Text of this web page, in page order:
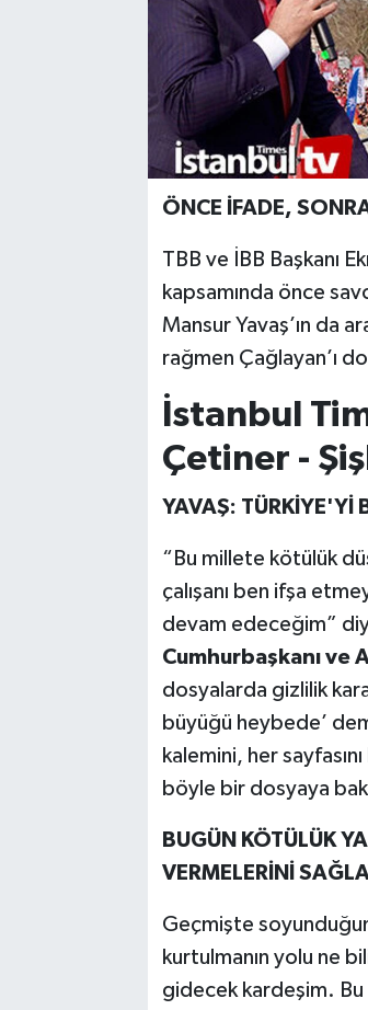
ÖNCE İFADE,
TBB ve İBB Başkanı
kapsamında önce
Mansur Yavaş’ın da
rağmen Çağlayan’ı
İstanbul
Çetiner -
YAVAŞ: TÜRKİYE'Yİ
“Bu millete kötülük
çalışanı ben ifşa
devam edeceğim”
Cumhurbaşkanı ve
dosyalarda gizlilik
büyüğü heybede’
kalemini, her
böyle bir dosyaya
BUGÜN KÖTÜLÜK
VERMELERİNİ
Geçmişte
kurtulmanın yolu ne
gidecek kardeşim.